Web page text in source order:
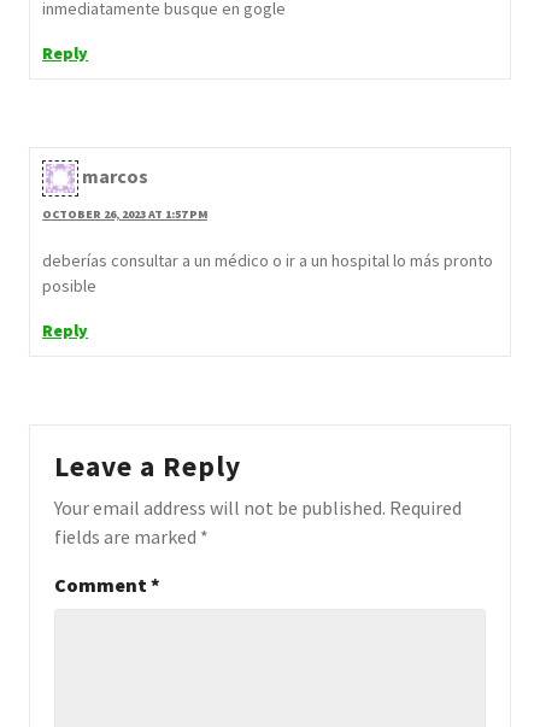
inmediatamente busque en gogle
Reply
marcos
OCTOBER 26, 2023 AT 1:57 PM
deberías consultar a un médico o ir a un hospital lo más pronto
posible
Reply
Leave a Reply
Your email address will not be published. Required
fields are marked *
Comment *